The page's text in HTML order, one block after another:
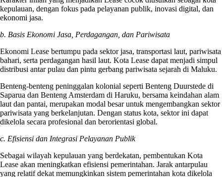
kepulauan, dengan fokus pada pelayanan publik, inovasi digital, dan
ekonomi jasa.
b. Basis Ekonomi Jasa, Perdagangan, dan Pariwisata
Ekonomi Lease bertumpu pada sektor jasa, transportasi laut, pariwisata
bahari, serta perdagangan hasil laut. Kota Lease dapat menjadi simpul
distribusi antar pulau dan pintu gerbang pariwisata sejarah di Maluku.
Benteng-benteng peninggalan kolonial seperti Benteng Duurstede di
Saparua dan Benteng Amsterdam di Haruku, bersama keindahan alam
laut dan pantai, merupakan modal besar untuk mengembangkan sektor
pariwisata yang berkelanjutan. Dengan status kota, sektor ini dapat
dikelola secara profesional dan berorientasi global.
c. Efisiensi dan Integrasi Pelayanan Publik
Sebagai wilayah kepulauan yang berdekatan, pembentukan Kota
Lease akan meningkatkan efisiensi pemerintahan. Jarak antarpulau
yang relatif dekat memungkinkan sistem pemerintahan kota dikelola